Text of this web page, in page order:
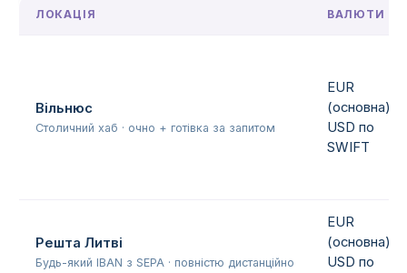
ЛОКАЦІЯ ВАЛЮТИ
Вільнюс
Столичний хаб · очно + готівка за запитом
EUR
(основна),
USD по
SWIFT
Решта Литві
Будь-який IBAN з SEPA · повністю дистанційно
EUR
(основна),
USD по